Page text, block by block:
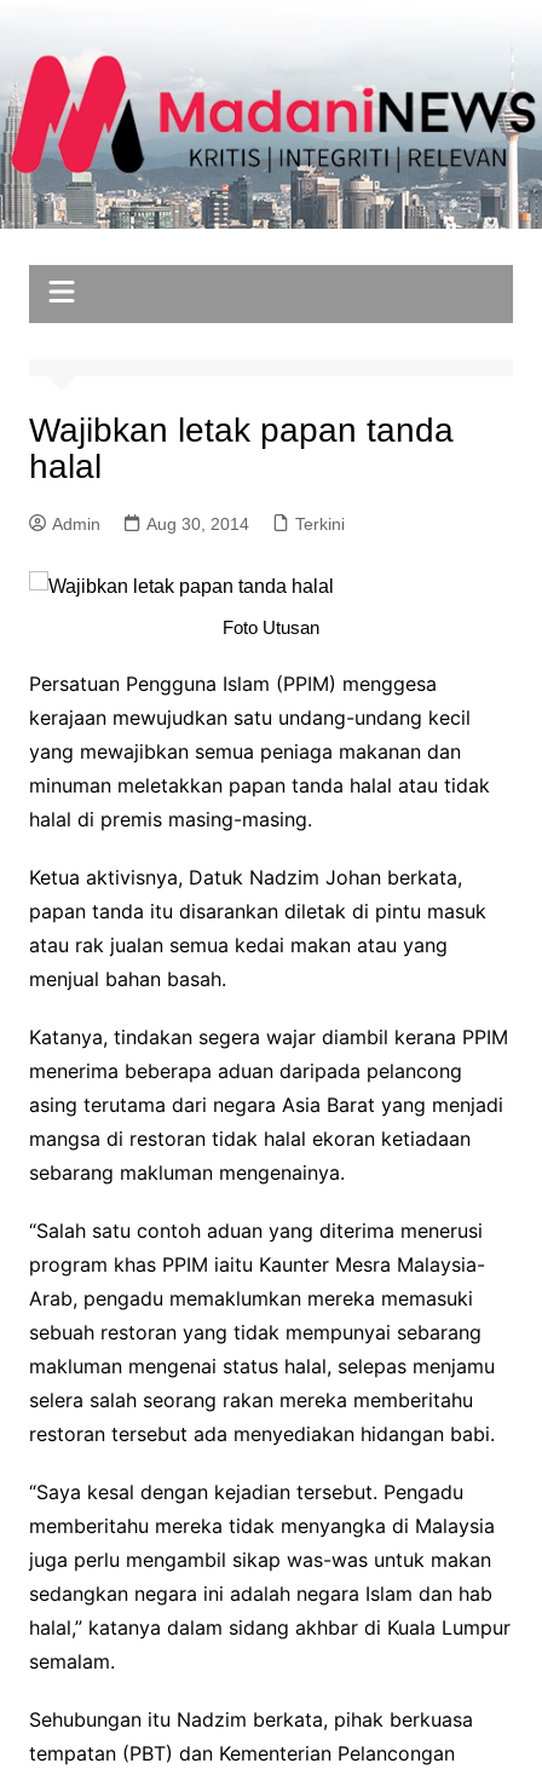
content
Wajibkan letak papan tanda
halal
Admin Aug 30, 2014 Terkini
Foto Utusan
Persatuan Pengguna Islam (PPIM) menggesa
kerajaan mewujudkan satu undang-undang kecil
yang mewajibkan semua peniaga makanan dan
minuman meletakkan papan tanda halal atau tidak
halal di premis ma­sing-masing.
Ketua aktivisnya, Datuk Nadzim Johan berkata,
papan tanda itu disarankan diletak di pintu masuk
atau rak jualan semua kedai makan atau yang
menjual bahan basah.
Katanya, tindakan segera wajar diambil kerana PPIM
menerima beberapa aduan daripada pelancong
asing terutama dari negara Asia Barat yang menjadi
mangsa di restoran tidak halal ekoran ketiadaan
sebarang makluman mengenainya.
“Salah satu contoh aduan yang diterima menerusi
program khas PPIM iaitu Kaunter Mesra Malaysia-
Arab, pengadu memaklumkan mereka memasuki
sebuah restoran yang tidak mempunyai sebarang
makluman mengenai status halal, selepas menjamu
selera salah seorang rakan mereka membe­ritahu
restoran tersebut ada menyediakan hidangan babi.
“Saya kesal dengan kejadian tersebut. Pengadu
memberitahu mereka tidak me­nyangka di Malaysia
juga perlu mengambil sikap was-was untuk makan
sedangkan negara ini adalah negara Islam dan hab
halal,” katanya dalam sidang akhbar di Kuala Lumpur
semalam.
Sehubungan itu Nadzim berkata, pihak berkuasa
tempatan (PBT) dan Kementerian Pelancongan